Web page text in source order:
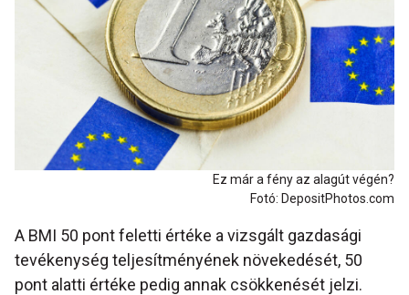
Ez már a fény az alagút végén?
Fotó: DepositPhotos.com
A BMI 50 pont feletti értéke a vizsgált gazdasági
tevékenység teljesítményének növekedését, 50
pont alatti értéke pedig annak csökkenését jelzi.